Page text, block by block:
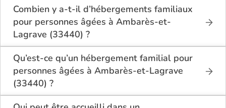
Combien y a-t-il d’hébergements familiaux
pour personnes âgées à Ambarès-et-
Lagrave (33440) ?
Sur Logement-seniors.com, on recense actuellement
3 hébergements familiaux pour personnes âgées à
Ambarès-et-Lagrave (33440) en 2026.
Ces structures offrent un cadre de vie chaleureux et
sécurisant, idéal pour les seniors souhaitant vivre
dans un environnement plus intime que celui d’un
Qu’est-ce qu’un hébergement familial pour
personnes âgées à Ambarès-et-Lagrave
(33440) ?
L’hébergement familial permet à une personne âgée
d’être accueillie au domicile d’un accueillant familial